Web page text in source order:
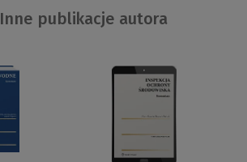
Inne publikacje autora